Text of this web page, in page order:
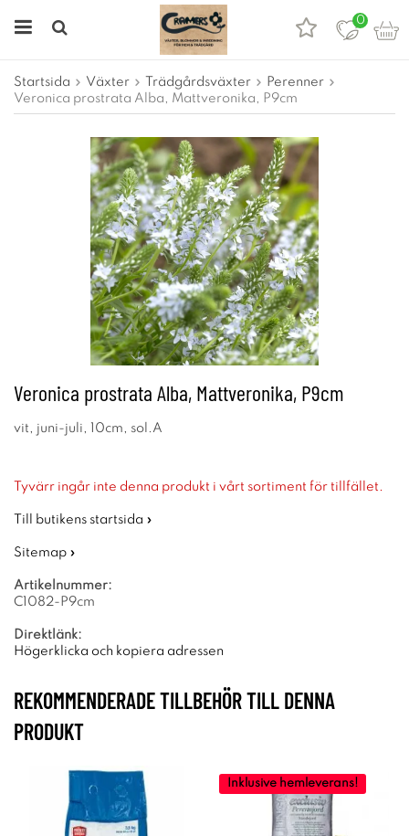
0
Startsida Växter Trädgårdsväxter
Perenner
Veronica prostrata Alba, Mattveronika, P9cm
Veronica prostrata Alba, Mattveronika, P9cm
vit, juni-juli, 10cm, sol.A
Tyvärr ingår inte denna produkt i vårt sortiment för tillfället.
Till butikens startsida »
Sitemap »
Artikelnummer:
C1082-P9cm
Direktlänk:
Högerklicka och kopiera adressen
REKOMMENDERADE TILLBEHÖR TILL DENNA
PRODUKT
Inklusive hemleverans!